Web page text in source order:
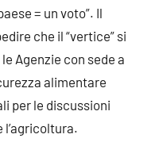
= un voto”. Il
che il “vertice” si
Agenzie con sede a
alimentare
per le discussioni
l’agricoltura.